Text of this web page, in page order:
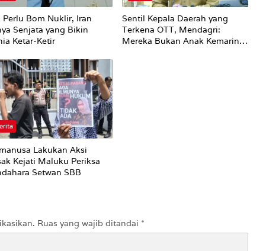
Perlu Bom Nuklir, Iran
Senjata yang Bikin
Ketar-Ketir
Sentil Kepala Daerah yang
Terkena OTT, Mendagri:
Mereka Bukan Anak Kemarin
Lakukan Aksi
Kejati Maluku Periksa
Setwan SBB
Ruas yang wajib ditandai *